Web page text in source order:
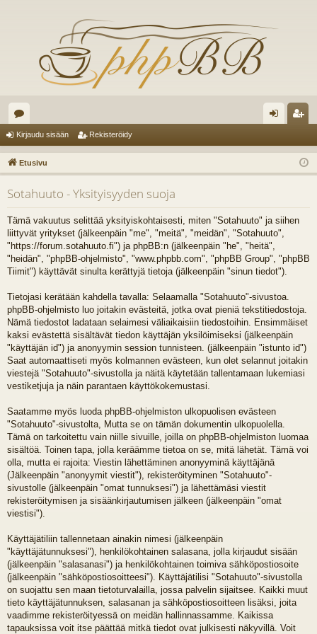
es
ku
st
el
ua
lu
ee
au
du
sä
än
ist
er
dy
Kirjaudu sisään Rekisteröidy
Etusivu
Sotahuuto - Yksityisyyden suoja
Tämä vakuutus selittää yksityiskohtaisesti, miten "Sotahuuto" ja siihen
liittyvät yritykset (jälkeenpäin "me", "meitä", "meidän", "Sotahuuto",
"https://forum.sotahuuto.fi") ja phpBB:n (jälkeenpäin "he", "heitä",
"heidän", "phpBB-ohjelmisto", "www.phpbb.com", "phpBB Group", "phpBB
Tiimit") käyttävät sinulta kerättyjä tietoja (jälkeenpäin "sinun tiedot").
Tietojasi kerätään kahdella tavalla: Selaamalla "Sotahuuto"-sivustoa.
phpBB-ohjelmisto luo joitakin evästeitä, jotka ovat pieniä tekstitiedostoja.
Nämä tiedostot ladataan selaimesi väliaikaisiin tiedostoihin. Ensimmäiset
kaksi evästettä sisältävät tiedon käyttäjän yksilöimiseksi (jälkeenpäin
"käyttäjän id") ja anonyymin session tunnisteen. (jälkeenpäin "istunto id")
Saat automaattiseti myös kolmannen evästeen, kun olet selannut joitakin
viestejä "Sotahuuto"-sivustolla ja näitä käytetään tallentamaan lukemiasi
vestiketjuja ja näin parantaen käyttökokemustasi.
Saatamme myös luoda phpBB-ohjelmiston ulkopuolisen evästeen
"Sotahuuto"-sivustolta, Mutta se on tämän dokumentin ulkopuolella.
Tämä on tarkoitettu vain niille sivuille, joilla on phpBB-ohjelmiston luomaa
sisältöä. Toinen tapa, jolla keräämme tietoa on se, mitä lähetät. Tämä voi
olla, mutta ei rajoita: Viestin lähettäminen anonyyminä käyttäjänä
(Jälkeenpäin "anonyymit viestit"), rekisteröityminen "Sotahuuto"-
sivustolle (jälkeenpäin "omat tunnuksesi") ja lähettämäsi viestit
rekisteröitymisen ja sisäänkirjautumisen jälkeen (jälkeenpäin "omat
viestisi").
Käyttäjätiliin tallennetaan ainakin nimesi (jälkeenpäin
"käyttäjätunnuksesi"), henkilökohtainen salasana, jolla kirjaudut sisään
(jälkeenpäin "salasanasi") ja henkilökohtainen toimiva sähköpostiosoite
(jälkeenpäin "sähköpostiosoitteesi"). Käyttäjätilisi "Sotahuuto"-sivustolla
on suojattu sen maan tietoturvalailla, jossa palvelin sijaitsee. Kaikki muut
tieto käyttäjätunnuksen, salasanan ja sähköpostiosoitteen lisäksi, joita
vaadimme rekisteröityessä on meidän hallinnassamme. Kaikissa
tapauksissa voit itse päättää mitkä tiedot ovat julkisesti näkyvillä. Voit